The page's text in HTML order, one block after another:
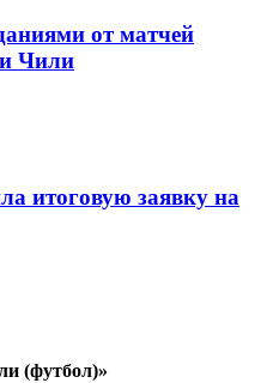
от матчей
Чили
итоговую заявку на
(футбол)»